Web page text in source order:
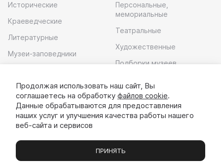
Исторические
Краеведческие
Литературные
Музеи-заповедники
Персональные,
мемориальные
Театральные
Художественные
Подборки музеев
Скачать приложение
Музеи Выставки Экскурсии Чаты Вы
Продолжая использовать наш сайт, Вы
соглашаетесь на обработку файлов cookie.
Данные обрабатываются для предоставления
наших услуг и улучшения качества работы нашего
веб-сайта и сервисов
ПРИНЯТЬ